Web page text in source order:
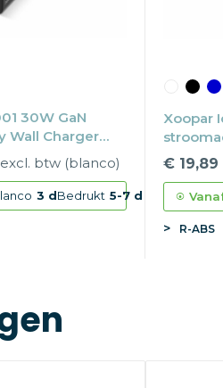
30W GaN
Wall Charger
btw (blanco)
3 dBedrukt 5-7 d
Xoopar
€ 19,89
R-ABS